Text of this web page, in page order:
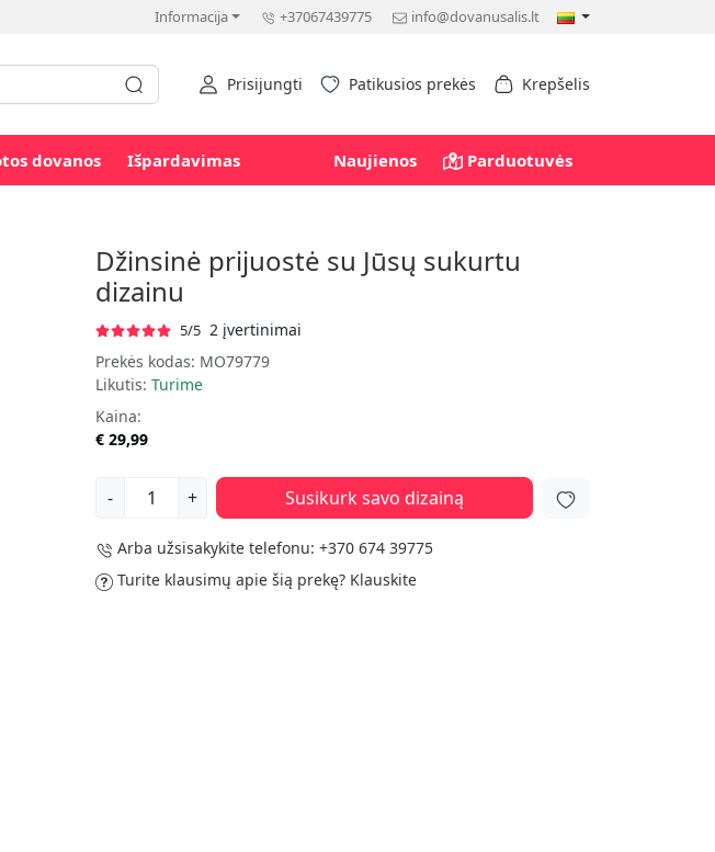
Informacija +37067439775 info@dovanusalis.lt
Prisijungti Patikusios prekės Krepšelis
dovanos Išpardavimas Naujienos Parduotuvės
Džinsinė prijuostė su Jūsų sukurtu
dizainu
5/5 2 įvertinimai
Prekės kodas: MO79779
Likutis: Turime
Kaina:
€ 29,99
- + Susikurk savo dizainą
Arba užsisakykite telefonu: +370 674 39775
Turite klausimų apie šią prekę? Klauskite